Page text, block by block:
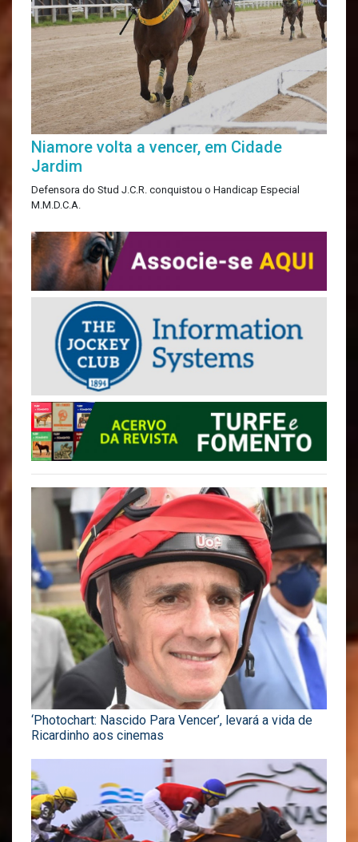
Niamore volta a vencer, em Cidade
Jardim
Defensora do Stud J.C.R. conquistou o Handicap Especial
M.M.D.C.A.
‘Photochart: Nascido Para Vencer’, levará a vida de
Ricardinho aos cinemas